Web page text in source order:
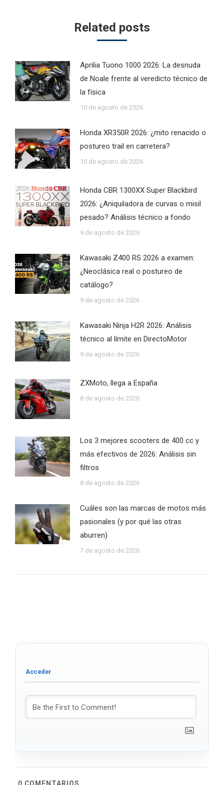
Related posts
Aprilia Tuono 1000 2026: La desnuda
de Noale frente al veredicto técnico de
la física
10 de agosto de 2026
Honda XR350R 2026: ¿mito renacido o
postureo trail en carretera?
10 de agosto de 2026
Honda CBR 1300XX Super Blackbird
2026: ¿Aniquiladora de curvas o misil
pesado? Análisis técnico a fondo
9 de agosto de 2026
Kawasaki Z400 RS 2026 a examen:
¿Neoclásica real o postureo de
catálogo?
9 de agosto de 2026
Kawasaki Ninja H2R 2026: Análisis
técnico al límite en DirectoMotor
9 de agosto de 2026
ZXMoto, llega a España
8 de agosto de 2026
Los 3 mejores scooters de 400 cc y
más efectivos de 2026: Análisis sin
filtros
8 de agosto de 2026
Cuáles son las marcas de motos más
pasionales (y por qué las otras
aburren)
7 de agosto de 2026